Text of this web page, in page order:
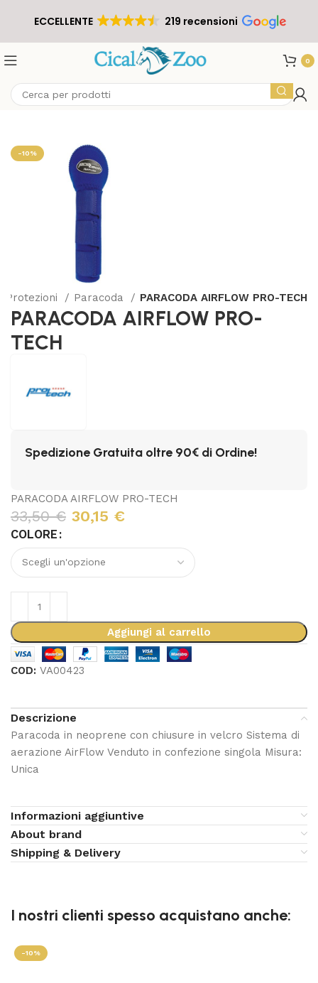
ECCELLENTE 219 recensioni
0
-10%
Protezioni Paracoda PARACODA AIRFLOW PRO-TECH
PARACODA AIRFLOW PRO-
TECH
Spedizione Gratuita oltre 90€ di Ordine!
PARACODA AIRFLOW PRO-TECH
33,50€ 30,15 €
COLORE
Aggiungi al carrello
COD:VA00423
Descrizione
Paracoda in neoprene con chiusure in velcro Sistema di
aerazione AirFlow Venduto in confezione singola Misura:
Unica
Informazioni aggiuntive
About brand
Shipping & Delivery
I nostri clienti spesso acquistano anche:
-10%